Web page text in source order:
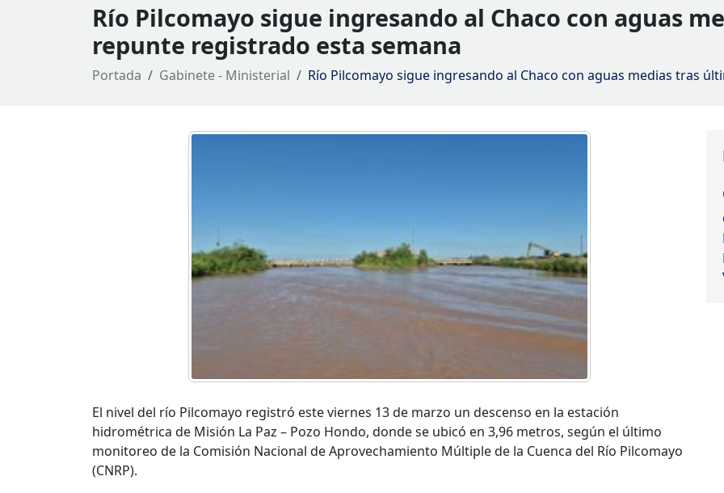
Río Pilcomayo sigue ingresando al Chaco con aguas
repunte registrado esta semana
Portada Gabinete - Ministerial Río Pilcomayo sigue ingresando al Chaco con aguas medias tras
El nivel del río Pilcomayo registró este viernes 13 de marzo un descenso en la estación
hidrométrica de Misión La Paz – Pozo Hondo, donde se ubicó en 3,96 metros, según el último
monitoreo de la Comisión Nacional de Aprovechamiento Múltiple de la Cuenca del Río Pilcomayo
(CNRP).